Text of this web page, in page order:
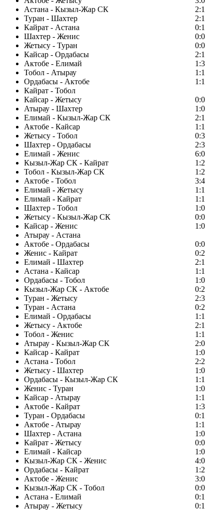
Астана - Кызыл-Жар СК
2:1
Туран - Шахтер
2:1
Кайрат - Астана
0:1
Шахтер - Женис
0:0
Жетысу - Туран
0:0
Кайсар - Ордабасы
2:1
Актобе - Елимай
1:3
Тобол - Атырау
1:1
Ордабасы - Актобе
1:1
Кайрат - Тобол
Кайсар - Жетысу
0:0
Атырау - Шахтер
1:0
Елимай - Кызыл-Жар СК
2:1
Актобе - Кайсар
1:1
Жетысу - Тобол
0:3
Шахтер - Ордабасы
2:3
Елимай - Женис
6:0
Кызыл-Жар СК - Кайрат
1:2
Тобол - Кызыл-Жар СК
1:2
Актобе - Тобол
3:4
Елимай - Жетысу
1:1
Елимай - Кайрат
1:1
Шахтер - Тобол
1:0
Жетысу - Кызыл-Жар СК
0:0
Кайсар - Женис
1:0
Атырау - Астана
Актобе - Ордабасы
0:0
Женис - Кайрат
0:2
Елимай - Шахтер
2:1
Астана - Кайсар
1:1
Ордабасы - Тобол
1:0
Кызыл-Жар СК - Актобе
0:2
Туран - Жетысу
2:3
Туран - Астана
0:2
Елимай - Ордабасы
1:1
Жетысу - Актобе
2:1
Тобол - Женис
1:1
Атырау - Кызыл-Жар СК
2:0
Кайсар - Кайрат
1:0
Астана - Тобол
2:2
Жетысу - Шахтер
1:0
Ордабасы - Кызыл-Жар СК
1:1
Женис - Туран
1:0
Кайсар - Атырау
1:1
Актобе - Кайрат
1:3
Туран - Ордабасы
0:1
Актобе - Атырау
1:1
Шахтер - Астана
1:0
Кайрат - Жетысу
0:0
Елимай - Кайсар
1:0
Кызыл-Жар СК - Женис
4:0
Ордабасы - Кайрат
1:2
Актобе - Женис
3:0
Кызыл-Жар СК - Тобол
0:0
Астана - Елимай
0:1
Атырау - Жетысу
0:1